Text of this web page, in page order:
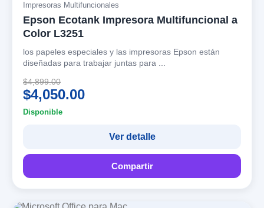
Impresoras Multifuncionales
Epson Ecotank Impresora Multifuncional a
Color L3251
los papeles especiales y las impresoras Epson están
diseñadas para trabajar juntas para ...
$4,899.00
$4,050.00
Disponible
Ver detalle
Compartir